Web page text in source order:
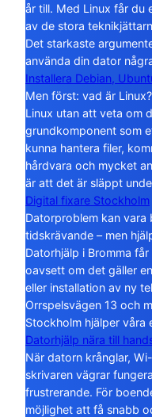
år till. Med Linux får du
av de stora
Det starkaste
använda din dator
Installera Debian,
Men först: vad är
Linux utan att veta om
grundkomponent som
kunna hantera filer,
hårdvara och mycket
är att det är släppt
Digital fixare Stockholm
Datorproblem kan vara
tidskrävande – men
Datorhjälp i Bromma
oavsett om det gäller
eller installation av ny
Orrspelsvägen 13 och
Stockholm hjälper våra
Datorhjälp nära till
När datorn krånglar,
skrivaren vägrar
frustrerande. För
möjlighet att få snabb